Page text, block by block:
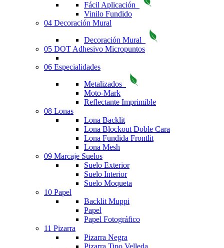
Fácil Aplicación
Vinilo Fundido
04 Decoración Mural
Decoración Mural
05 DOT Adhesivo Micropuntos
06 Especialidades
Metalizados
Moto-Mark
Reflectante Imprimible
08 Lonas
Lona Backlit
Lona Blockout Doble Cara
Lona Fundida Frontlit
Lona Mesh
09 Marcaje Suelos
Suelo Exterior
Suelo Interior
Suelo Moqueta
10 Papel
Backlit Muppi
Papel
Papel Fotográfico
11 Pizarra
Pizarra Negra
Pizarra Tipo Velleda